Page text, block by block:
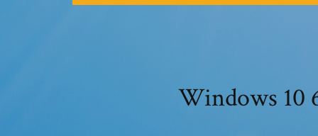
Windows